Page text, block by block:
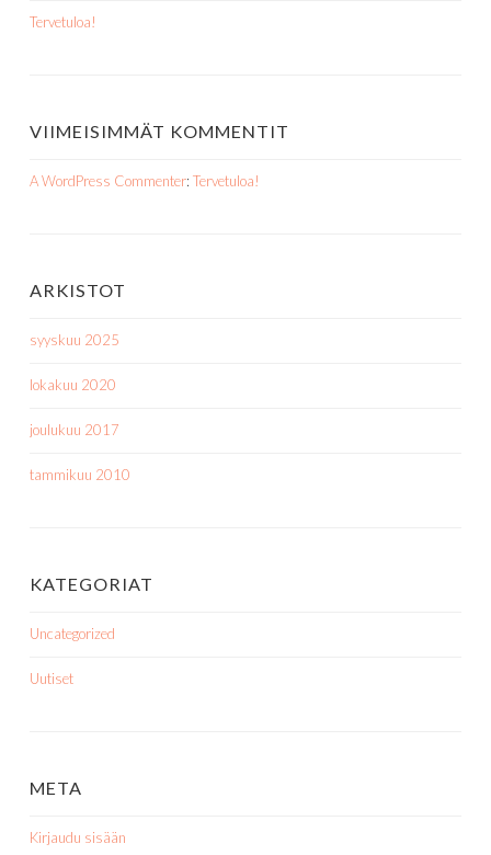
Tervetuloa!
VIIMEISIMMÄT KOMMENTIT
A WordPress Commenter: Tervetuloa!
ARKISTOT
syyskuu 2025
lokakuu 2020
joulukuu 2017
tammikuu 2010
KATEGORIAT
Uncategorized
Uutiset
META
Kirjaudu sisään